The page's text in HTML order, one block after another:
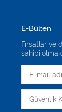
E-Bülten
Fırsatlar ve
sahibi